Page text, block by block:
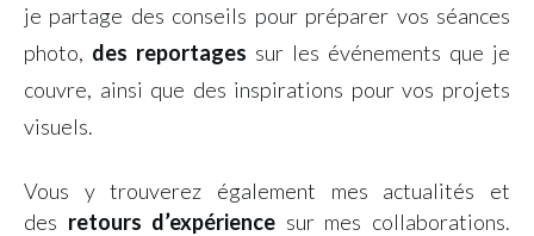
je partage des conseils pour préparer vos séances
photo, des reportages sur les événements que je
couvre, ainsi que des inspirations pour vos projets
visuels.
Vous y trouverez également mes actualités et
des retours d’expérience sur mes collaborations.